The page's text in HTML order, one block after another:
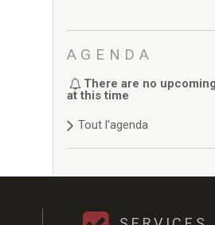
AGENDA
There are no
at this time
Tout l'agenda